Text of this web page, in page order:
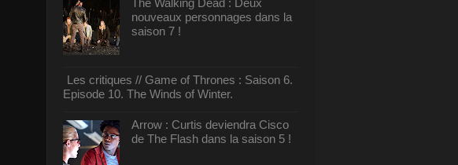
The Walking Dead : Deux
nouveaux personnages dans la
saison 7 !
Les critiques // Game of Thrones : Saison 6.
Episode 10. The Winds of Winter.
Arrow : Curtis deviendra Cisco
de The Flash dans la saison 5 !